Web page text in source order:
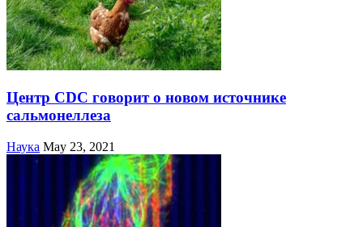
Центр CDC говорит о новом источнике
сальмонеллеза
Наука May 23, 2021